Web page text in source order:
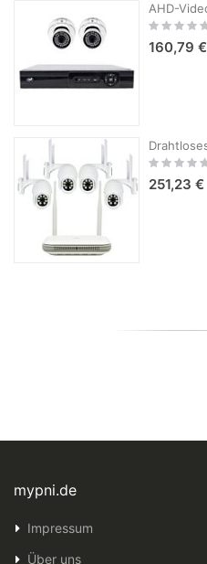
Rating:
160,79 €
Rating:
251,23 €
mypni.de
Impressum
Über uns